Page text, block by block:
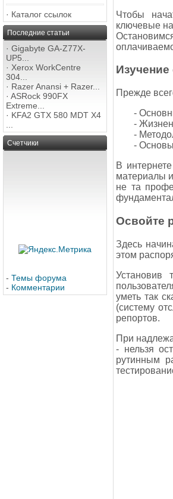
· Каталог ссылок
Последние статьи
· Gigabyte GA-Z77X-
UP5...
· Xerox WorkCentre
304...
· Razer Anansi + Razer...
· ASRock 990FX
Extreme...
· KFA2 GTX 580 MDT X4
Счетчики
- Темы форума
- Комментарии
Чтобы
ключевые
Изучение
Прежде
-
-
-
- Основы
В
материалы
не та
Освойте
Здесь
этом
Установив
уметь так
(систему
репортов.
При
- нельзя
рутинным